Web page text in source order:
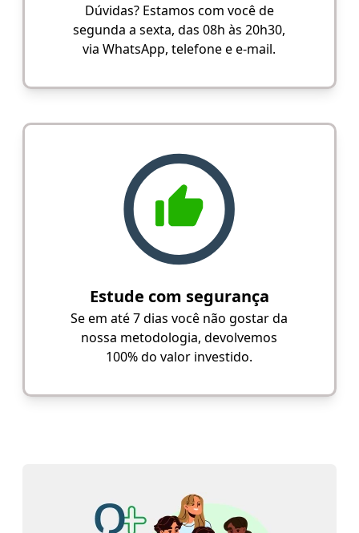
Dúvidas? Estamos com você de
segunda a sexta, das 08h às 20h30,
via WhatsApp, telefone e e-mail.
Estude com segurança
Se em até 7 dias você não gostar da
nossa metodologia, devolvemos
100% do valor investido.